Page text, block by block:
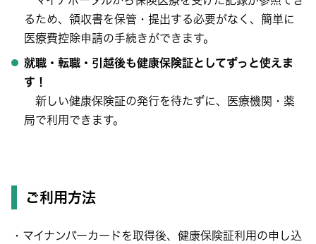
るため、領収書を保管・提出する必要がなく、簡単に
医療費控除申請の手続きができます。
就職・転職・引越後も健康保険証としてずっと使えま
す！
新しい健康保険証の発行を待たずに、医療機関・薬
局で利用できます。
ご利用方法
・マイナンバーカードを取得後、健康保険証利用の申し込